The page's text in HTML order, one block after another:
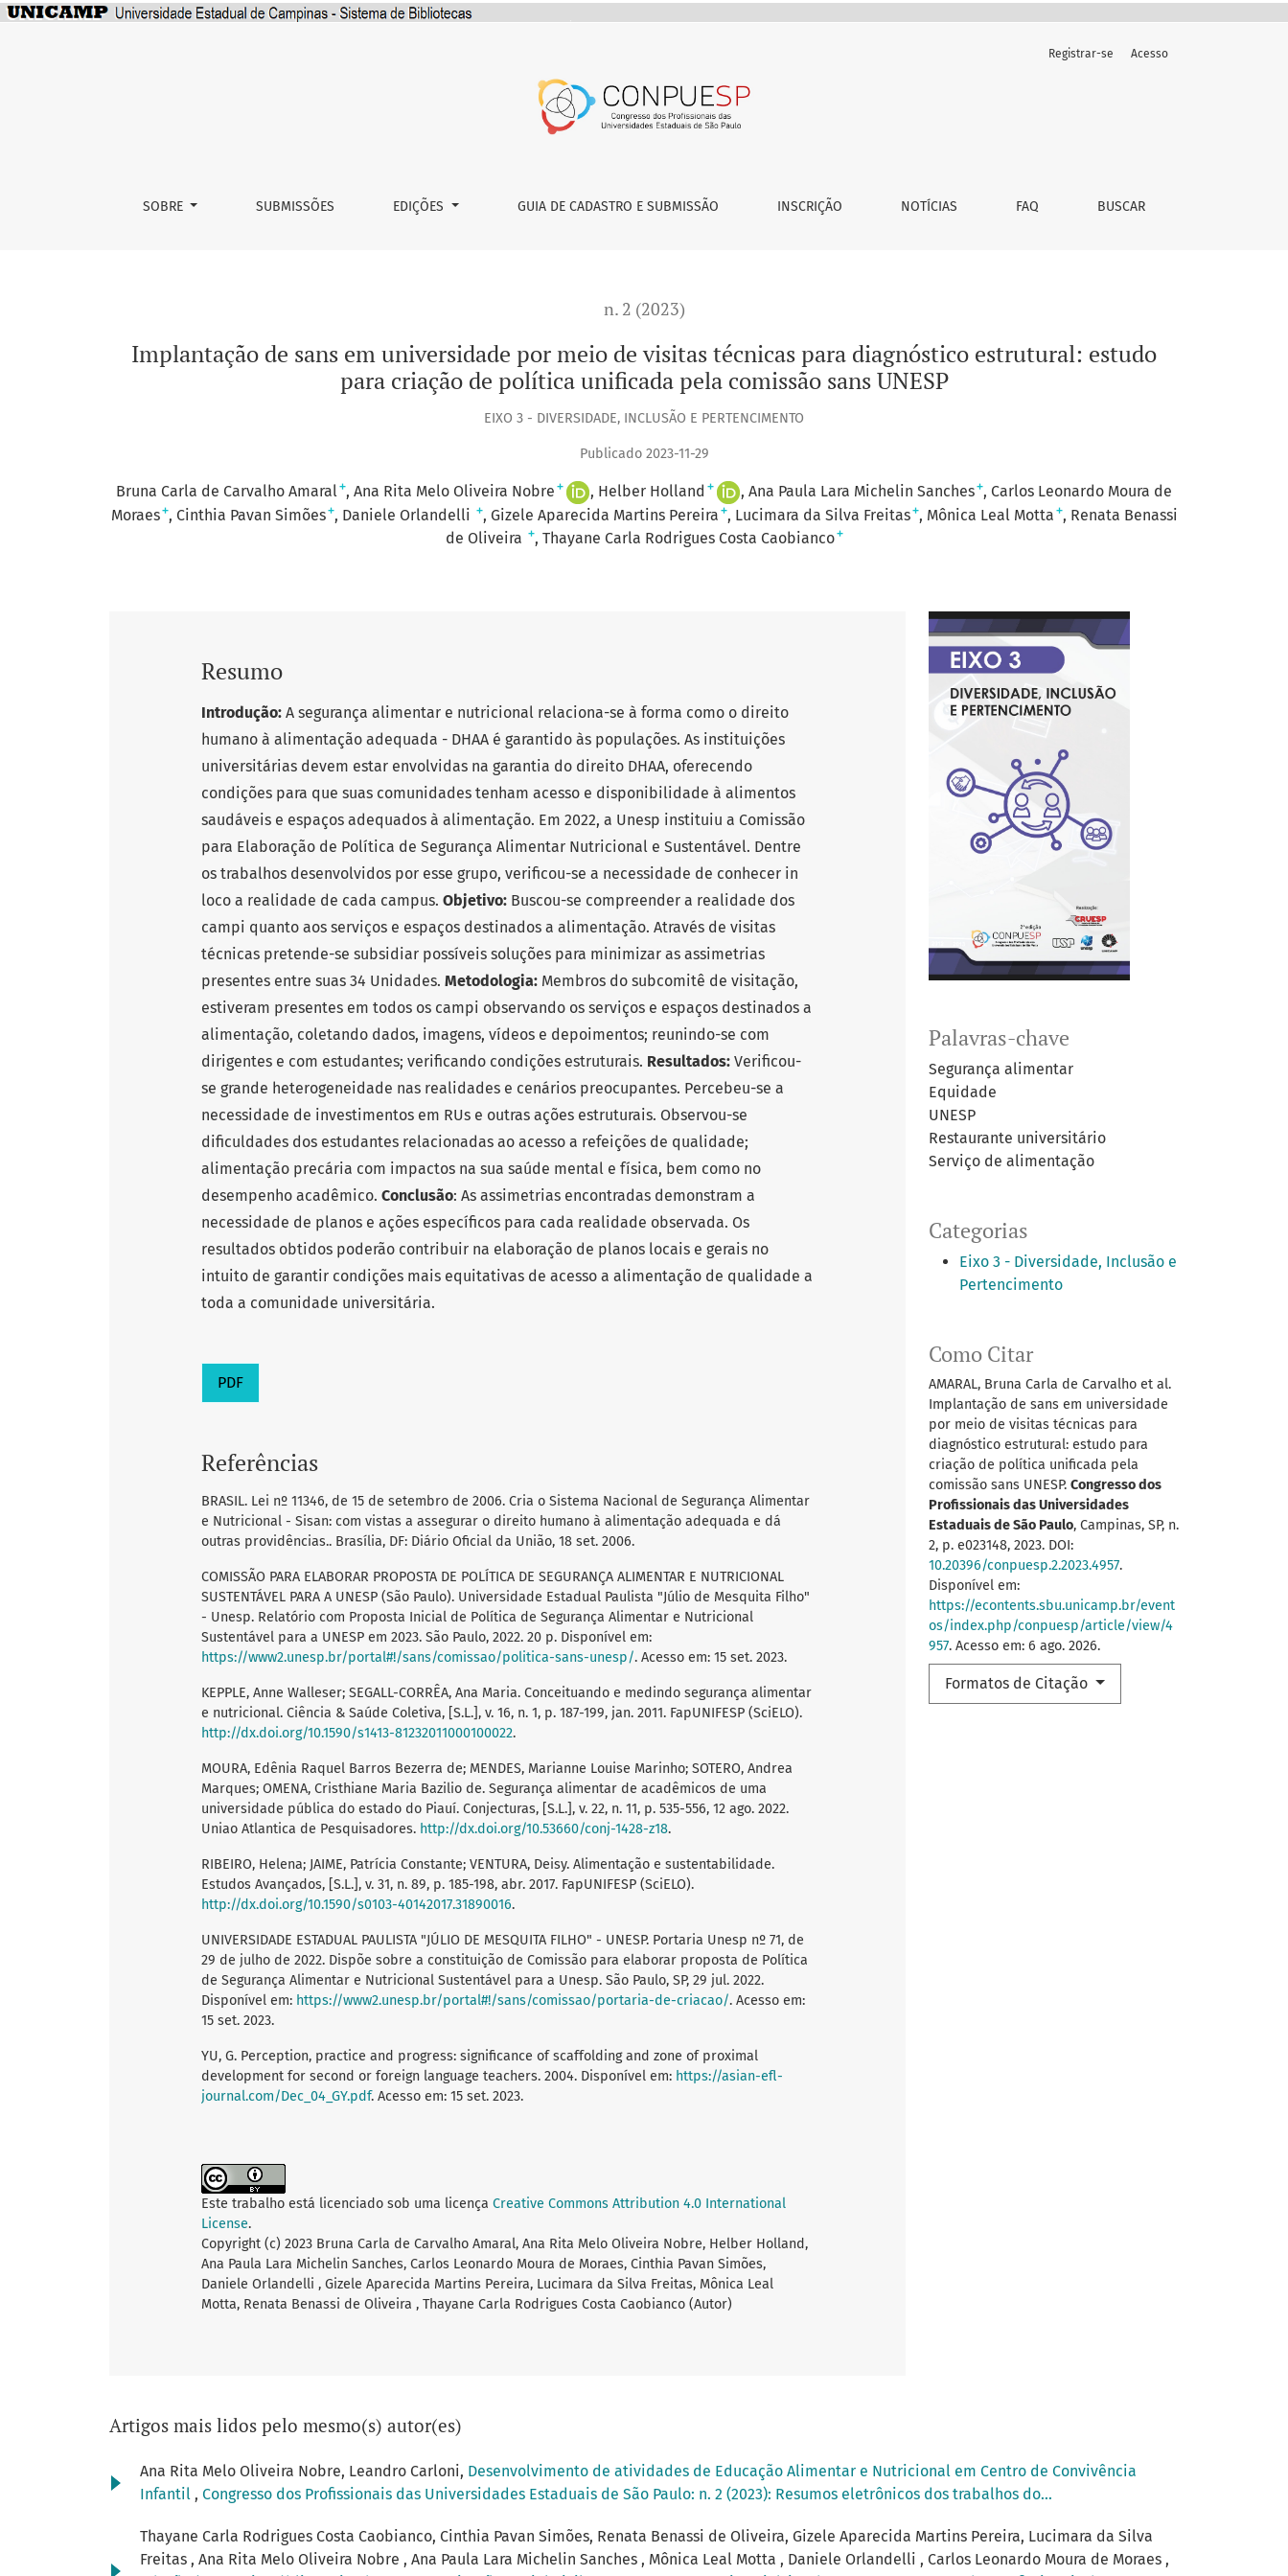
Implantação de sans em universidade por meio de visitas técnicas para diagnóstico estrutural: estudo para criação de política unificada pela comissão sans UNESP
SOBRE SUBMISSÕES EDIÇÕES GUIA DE CADASTRO E SUBMISSÃO INSCRIÇÃO NOTÍCIAS FAQ BUSCAR
Registrar-se Acesso
n. 2 (2023)
Implantação de sans em universidade por meio de visitas técnicas para diagnóstico estrutural: estudo
para criação de política unificada pela comissão sans UNESP
EIXO 3 - DIVERSIDADE, INCLUSÃO E PERTENCIMENTO
Publicado 2023-11-29
Bruna Carla de Carvalho Amaral+ Ana Rita Melo Oliveira Nobre + Helber Holland + Ana Paula Lara Michelin Sanches+
Carlos Leonardo Moura de
Moraes+ Cinthia Pavan Simões+ Daniele Orlandelli + Gizele Aparecida Martins Pereira + Lucimara da Silva Freitas+ Mônica Leal Motta +
Renata Benassi
de Oliveira + Thayane Carla Rodrigues Costa Caobianco+
Palavras-chave
Segurança alimentar
Equidade
UNESP
Restaurante universitário
Serviço de alimentação
Categorias
Eixo 3 - Diversidade, Inclusão e
Pertencimento
Como Citar
AMARAL, Bruna Carla de Carvalho et al.
Implantação de sans em universidade
por meio de visitas técnicas para
diagnóstico estrutural: estudo para
criação de política unificada pela
comissão sans UNESP. Congresso dos
Profissionais das Universidades
Estaduais de São Paulo, Campinas, SP, n.
2, p. e023148, 2023. DOI:
10.20396/conpuesp.2.2023.4957.
Disponível em:
https://econtents.sbu.unicamp.br/event
os/index.php/conpuesp/article/view/4
957. Acesso em: 6 ago. 2026.
Formatos de Citação
Resumo
Introdução: A segurança alimentar e nutricional relaciona-se à forma como o direito
humano à alimentação adequada - DHAA é garantido às populações. As instituições
universitárias devem estar envolvidas na garantia do direito DHAA, oferecendo
condições para que suas comunidades tenham acesso e disponibilidade à alimentos
saudáveis e espaços adequados à alimentação. Em 2022, a Unesp instituiu a Comissão
para Elaboração de Política de Segurança Alimentar Nutricional e Sustentável. Dentre
os trabalhos desenvolvidos por esse grupo, verificou-se a necessidade de conhecer in
loco a realidade de cada campus. Objetivo: Buscou-se compreender a realidade dos
campi quanto aos serviços e espaços destinados a alimentação. Através de visitas
técnicas pretende-se subsidiar possíveis soluções para minimizar as assimetrias
presentes entre suas 34 Unidades. Metodologia: Membros do subcomitê de visitação,
estiveram presentes em todos os campi observando os serviços e espaços destinados a
alimentação, coletando dados, imagens, vídeos e depoimentos; reunindo-se com
dirigentes e com estudantes; verificando condições estruturais. Resultados: Verificou-
se grande heterogeneidade nas realidades e cenários preocupantes. Percebeu-se a
necessidade de investimentos em RUs e outras ações estruturais. Observou-se
dificuldades dos estudantes relacionadas ao acesso a refeições de qualidade;
alimentação precária com impactos na sua saúde mental e física, bem como no
desempenho acadêmico. Conclusão: As assimetrias encontradas demonstram a
necessidade de planos e ações específicos para cada realidade observada. Os
resultados obtidos poderão contribuir na elaboração de planos locais e gerais no
intuito de garantir condições mais equitativas de acesso a alimentação de qualidade a
toda a comunidade universitária.
PDF
Referências
BRASIL. Lei nº 11346, de 15 de setembro de 2006. Cria o Sistema Nacional de Segurança Alimentar
e Nutricional - Sisan: com vistas a assegurar o direito humano à alimentação adequada e dá
outras providências.. Brasília, DF: Diário Oficial da União, 18 set. 2006.
COMISSÃO PARA ELABORAR PROPOSTA DE POLÍTICA DE SEGURANÇA ALIMENTAR E NUTRICIONAL
SUSTENTÁVEL PARA A UNESP (São Paulo). Universidade Estadual Paulista "Júlio de Mesquita Filho"
- Unesp. Relatório com Proposta Inicial de Política de Segurança Alimentar e Nutricional
Sustentável para a UNESP em 2023. São Paulo, 2022. 20 p. Disponível em:
https://www2.unesp.br/portal#!/sans/comissao/politica-sans-unesp/. Acesso em: 15 set. 2023.
KEPPLE, Anne Walleser; SEGALL-CORRÊA, Ana Maria. Conceituando e medindo segurança alimentar
e nutricional. Ciência & Saúde Coletiva, [S.L.], v. 16, n. 1, p. 187-199, jan. 2011. FapUNIFESP (SciELO).
http://dx.doi.org/10.1590/s1413-81232011000100022.
MOURA, Edênia Raquel Barros Bezerra de; MENDES, Marianne Louise Marinho; SOTERO, Andrea
Marques; OMENA, Cristhiane Maria Bazilio de. Segurança alimentar de acadêmicos de uma
universidade pública do estado do Piauí. Conjecturas, [S.L.], v. 22, n. 11, p. 535-556, 12 ago. 2022.
Uniao Atlantica de Pesquisadores. http://dx.doi.org/10.53660/conj-1428-z18.
RIBEIRO, Helena; JAIME, Patrícia Constante; VENTURA, Deisy. Alimentação e sustentabilidade.
Estudos Avançados, [S.L.], v. 31, n. 89, p. 185-198, abr. 2017. FapUNIFESP (SciELO).
http://dx.doi.org/10.1590/s0103-40142017.31890016.
UNIVERSIDADE ESTADUAL PAULISTA "JÚLIO DE MESQUITA FILHO" - UNESP. Portaria Unesp nº 71, de
29 de julho de 2022. Dispõe sobre a constituição de Comissão para elaborar proposta de Política
de Segurança Alimentar e Nutricional Sustentável para a Unesp. São Paulo, SP, 29 jul. 2022.
Disponível em: https://www2.unesp.br/portal#!/sans/comissao/portaria-de-criacao/. Acesso em:
15 set. 2023.
YU, G. Perception, practice and progress: significance of scaffolding and zone of proximal
development for second or foreign language teachers. 2004. Disponível em: https://asian-efl-
journal.com/Dec_04_GY.pdf. Acesso em: 15 set. 2023.
Este trabalho está licenciado sob uma licença Creative Commons Attribution 4.0 International
License.
Copyright (c) 2023 Bruna Carla de Carvalho Amaral, Ana Rita Melo Oliveira Nobre, Helber Holland,
Ana Paula Lara Michelin Sanches, Carlos Leonardo Moura de Moraes, Cinthia Pavan Simões,
Daniele Orlandelli , Gizele Aparecida Martins Pereira, Lucimara da Silva Freitas, Mônica Leal
Motta, Renata Benassi de Oliveira , Thayane Carla Rodrigues Costa Caobianco (Autor)
Artigos mais lidos pelo mesmo(s) autor(es)
Ana Rita Melo Oliveira Nobre, Leandro Carloni, Desenvolvimento de atividades de Educação Alimentar e Nutricional em Centro de Convivência
Infantil , Congresso dos Profissionais das Universidades Estaduais de São Paulo: n. 2 (2023): Resumos eletrônicos dos trabalhos do...
Thayane Carla Rodrigues Costa Caobianco, Cinthia Pavan Simões, Renata Benassi de Oliveira, Gizele Aparecida Martins Pereira, Lucimara da Silva
Freitas , Ana Rita Melo Oliveira Nobre , Ana Paula Lara Michelin Sanches , Mônica Leal Motta , Daniele Orlandelli , Carlos Leonardo Moura de Moraes ,